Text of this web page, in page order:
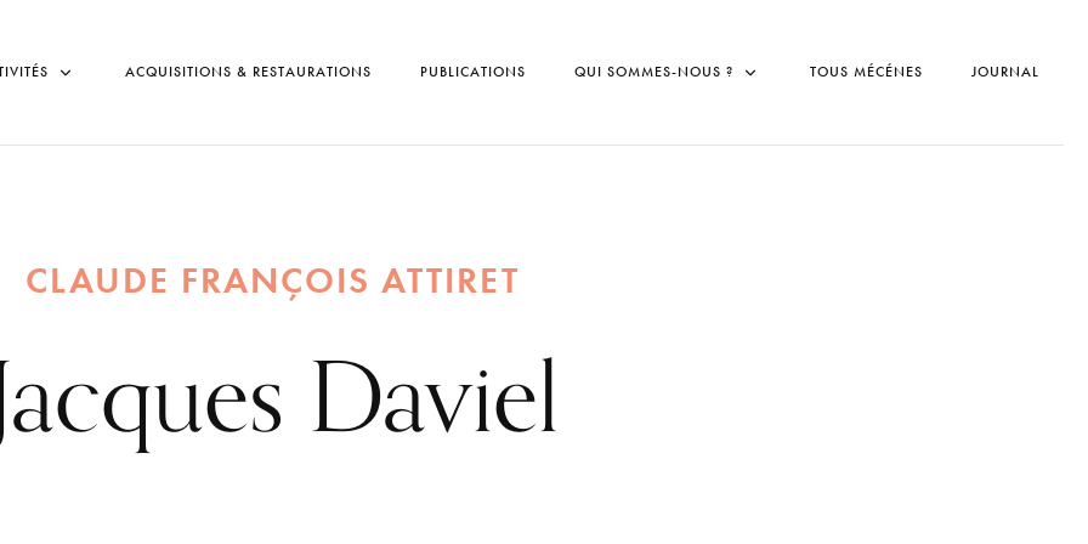
ACQUISITIONS & RESTAURATIONS PUBLICATIONS QUI SOMMES-NOUS ? TOUS MÉCÉNES JOURNAL
CLAUDE FRANÇOIS ATTIRET
Daviel